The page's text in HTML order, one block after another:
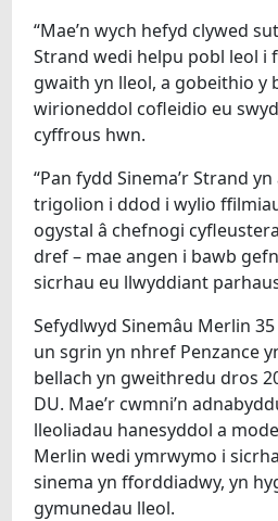
“Mae’n wych hefyd clywed
Strand wedi helpu pobl leol i
gwaith yn lleol, a gobeithio y
wirioneddol cofleidio eu
cyffrous hwn.
“Pan fydd Sinema’r Strand
trigolion i ddod i wylio
ogystal â chefnogi
dref – mae angen i bawb
sicrhau eu llwyddiant
Sefydlwyd Sinemâu Merlin
un sgrin yn nhref Penzance
bellach yn gweithredu dros
DU. Mae’r cwmni’n
lleoliadau hanesyddol a
Merlin wedi ymrwymo i
sinema yn fforddiadwy, yn
gymunedau lleol.